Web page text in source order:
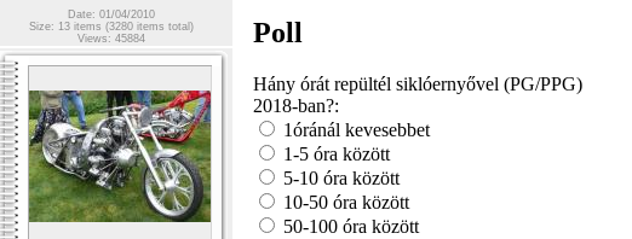
Date: 01/04/2010
Size: 13 items (3280 items total)
Views: 45884
Poll
Hány órát repültél siklóernyővel (PG/PPG)
2018-ban?:
1óránál kevesebbet
1-5 óra között
5-10 óra között
10-50 óra között
50-100 óra között